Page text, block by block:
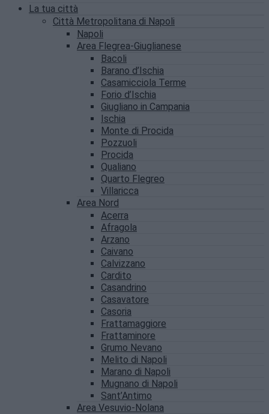
La tua città
Città Metropolitana di Napoli
Napoli
Area Flegrea-Giuglianese
Bacoli
Barano d’Ischia
Casamicciola Terme
Forio d’Ischia
Giugliano in Campania
Ischia
Monte di Procida
Pozzuoli
Procida
Qualiano
Quarto Flegreo
Villaricca
Area Nord
Acerra
Afragola
Arzano
Caivano
Calvizzano
Cardito
Casandrino
Casavatore
Casoria
Frattamaggiore
Frattaminore
Grumo Nevano
Melito di Napoli
Marano di Napoli
Mugnano di Napoli
Sant’Antimo
Area Vesuvio-Nolana